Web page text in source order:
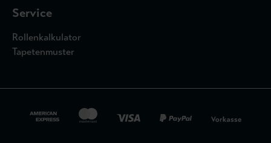
Service
Rollenkalkulator
Tapetenmuster